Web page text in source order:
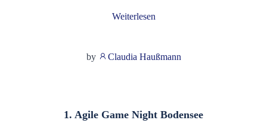
Weiterlesen
by Claudia Haußmann
1. Agile Game Night Bodensee